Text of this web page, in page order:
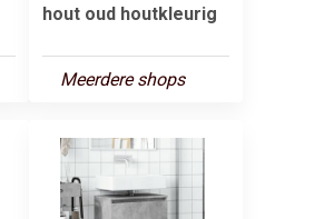
hout oud houtkleurig
Meerdere shops